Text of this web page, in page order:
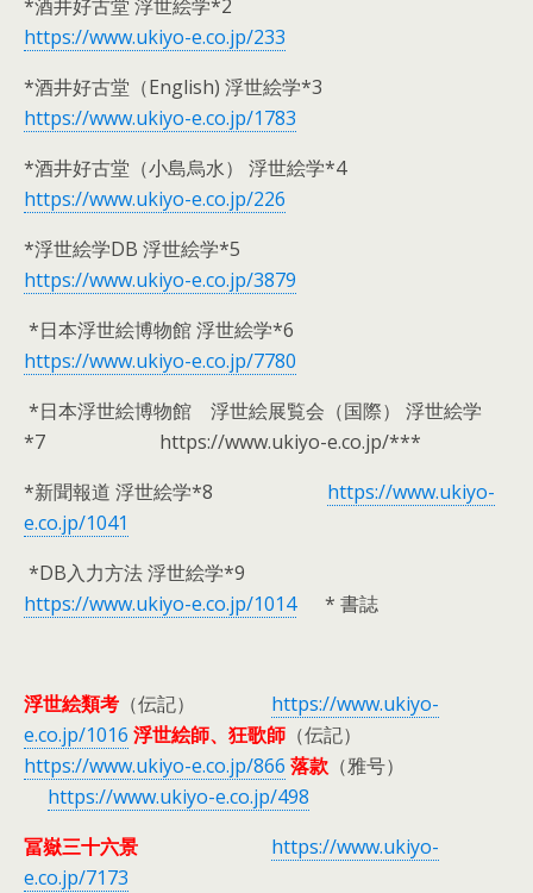
*酒井好古堂 浮世絵学*2
https://www.ukiyo-e.co.jp/233
*酒井好古堂（English) 浮世絵学*3
https://www.ukiyo-e.co.jp/1783
*酒井好古堂（小島烏水） 浮世絵学*4
https://www.ukiyo-e.co.jp/226
*浮世絵学DB 浮世絵学*5
https://www.ukiyo-e.co.jp/3879
*日本浮世絵博物館 浮世絵学*6
https://www.ukiyo-e.co.jp/7780
*日本浮世絵博物館 浮世絵展覧会（国際） 浮世絵学
*7 https://www.ukiyo-e.co.jp/***
*新聞報道 浮世絵学*8 https://www.ukiyo-
e.co.jp/1041
*DB入力方法 浮世絵学*9
https://www.ukiyo-e.co.jp/1014* 書誌
浮世絵類考 （伝記） https://www.ukiyo-
e.co.jp/1016 浮世絵師、狂歌師 （伝記）
https://www.ukiyo-e.co.jp/866 落款 （雅号）
https://www.ukiyo-e.co.jp/498
冨嶽三十六景
https://www.ukiyo-
e.co.jp/7173